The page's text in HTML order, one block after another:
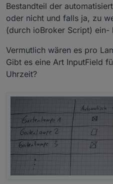
Bestandteil der
oder nicht und falls ja, zu
(durch ioBroker Script) ein-
Vermutlich wären es pro
Gibt es eine Art InputField
Uhrzeit?